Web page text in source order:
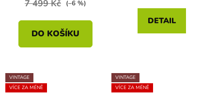
7 499 Kč (–6 %)
DO KOŠÍKU
DETAIL
VINTAGE
VÍCE ZA MÉNĚ
VINTAGE
VÍCE ZA MÉNĚ